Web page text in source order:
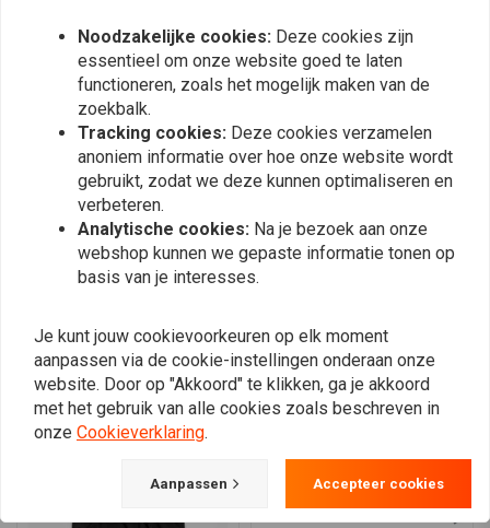
Plaats ook een review
Vergelijkbare producten
Noodzakelijke cookies: Deze cookies zijn
essentieel om onze website goed te laten
functioneren, zoals het mogelijk maken van de
zoekbalk.
Tracking cookies: Deze cookies verzamelen
anoniem informatie over hoe onze website wordt
gebruikt, zodat we deze kunnen optimaliseren en
verbeteren.
Analytische cookies: Na je bezoek aan onze
webshop kunnen we gepaste informatie tonen op
basis van je interesses.
Je kunt jouw cookievoorkeuren op elk moment
aanpassen via de cookie-instellingen onderaan onze
website. Door op "Akkoord" te klikken, ga je akkoord
met het gebruik van alle cookies zoals beschreven in
onze Cookieverklaring.
Aanpassen Accepteer cookies